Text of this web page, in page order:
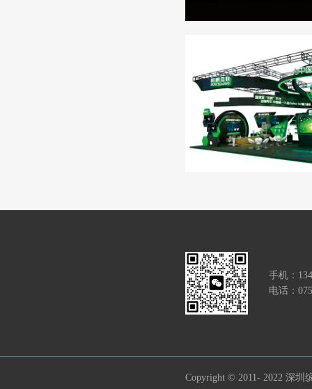
手机：
电话：
Copyright © 2011- 2022 深圳